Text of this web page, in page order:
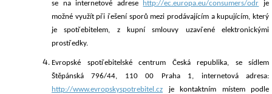
se na internetové adrese
http://ec.europa.eu/consumers/odr je
možné využít při řešení sporů mezi prodávajícím a kupujícím, který
je spotřebitelem, z kupní smlouvy uzavřené elektronickými
prostředky.
Evropské spotřebitelské centrum Česká republika, se sídlem
Štěpánská 796/44, 110 00 Praha 1, internetová adresa:
http://www.evropskyspotrebitel.cz je kontaktním místem podle